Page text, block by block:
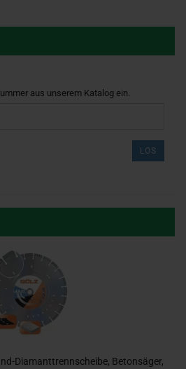
aus unserem Katalog ein.
LOS
Diamanttrennscheibe, Betonsäger,